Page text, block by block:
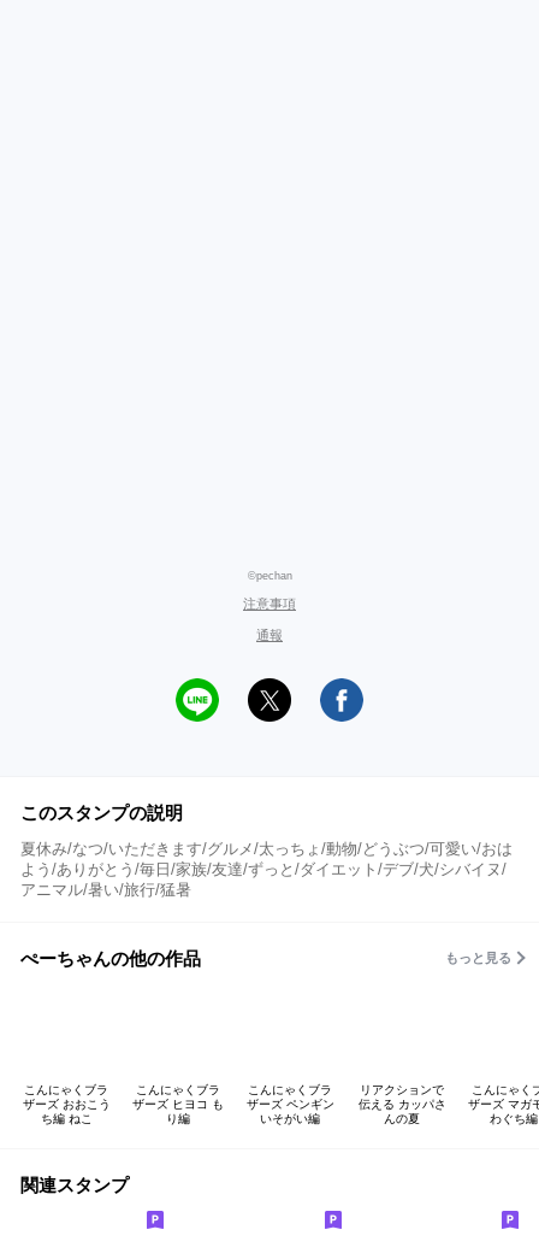
©pechan
注意事項
通報
このスタンプの説明
夏休み/なつ/いただきます/グルメ/太っちょ/動物/どうぶつ/可愛い/おは
よう/ありがとう/毎日/家族/友達/ずっと/ダイエット/デブ/犬/シバイヌ/
アニマル/暑い/旅行/猛暑
ぺーちゃんの他の作品 もっと見る
こんにゃくブラ
ザーズ おおこう
ち編 ねこ
こんにゃくブラ
ザーズ ヒヨコ も
り編
こんにゃくブラ
ザーズ ペンギン
いそがい編
リアクションで
伝える カッパさ
んの夏
こんにゃく
ザーズ マガ
わぐち編
関連スタンプ